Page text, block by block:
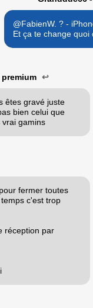
@FabienW. ? -
Et ça te change quoi
↩
êtes gravé juste
bien celui que
vrai gamins
fermer toutes
c'est trop
réception par